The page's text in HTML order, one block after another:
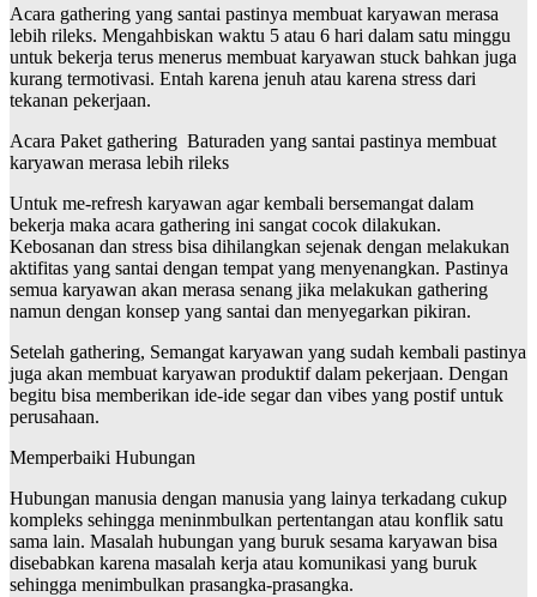
Acara gathering yang santai pastinya membuat karyawan merasa
lebih rileks. Mengahbiskan waktu 5 atau 6 hari dalam satu minggu
untuk bekerja terus menerus membuat karyawan stuck bahkan juga
kurang termotivasi. Entah karena jenuh atau karena stress dari
tekanan pekerjaan.
Acara Paket gathering Baturaden yang santai pastinya membuat
karyawan merasa lebih rileks
Untuk me-refresh karyawan agar kembali bersemangat dalam
bekerja maka acara gathering ini sangat cocok dilakukan.
Kebosanan dan stress bisa dihilangkan sejenak dengan melakukan
aktifitas yang santai dengan tempat yang menyenangkan. Pastinya
semua karyawan akan merasa senang jika melakukan gathering
namun dengan konsep yang santai dan menyegarkan pikiran.
Setelah gathering, Semangat karyawan yang sudah kembali pastinya
juga akan membuat karyawan produktif dalam pekerjaan. Dengan
begitu bisa memberikan ide-ide segar dan vibes yang postif untuk
perusahaan.
Memperbaiki Hubungan
Hubungan manusia dengan manusia yang lainya terkadang cukup
kompleks sehingga meninmbulkan pertentangan atau konflik satu
sama lain. Masalah hubungan yang buruk sesama karyawan bisa
disebabkan karena masalah kerja atau komunikasi yang buruk
sehingga menimbulkan prasangka-prasangka.